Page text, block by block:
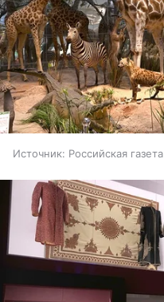
Источник: Российская газета